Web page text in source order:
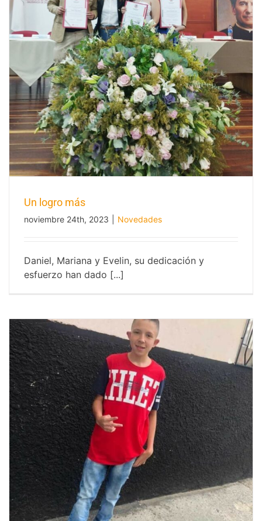
Un logro más
Un logro más
noviembre 24th, 2023 Novedades
Daniel, Mariana y Evelin, su dedicación y
esfuerzo han dado [...]